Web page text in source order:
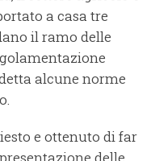
a casa tre
il ramo delle
alcune norme
e ottenuto di far